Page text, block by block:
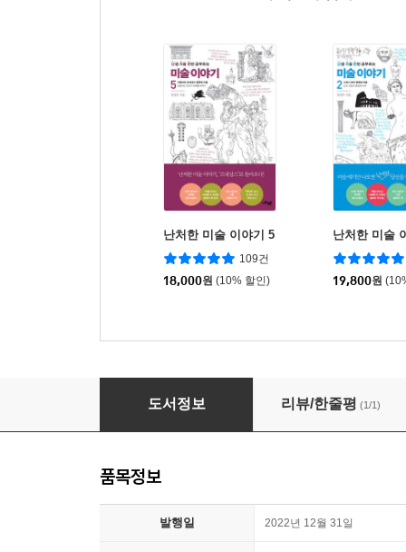
난처한 미술 이야기 5
109건
18,000원 (10% 할인)
난처한 미술
19,800원
초기 유대교
도서정보 리뷰/한줄평 (1/1)
품목정보
발행일 2022년 12월 31일